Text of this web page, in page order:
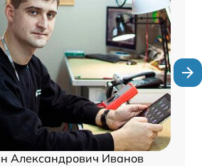
Александрович Иванов